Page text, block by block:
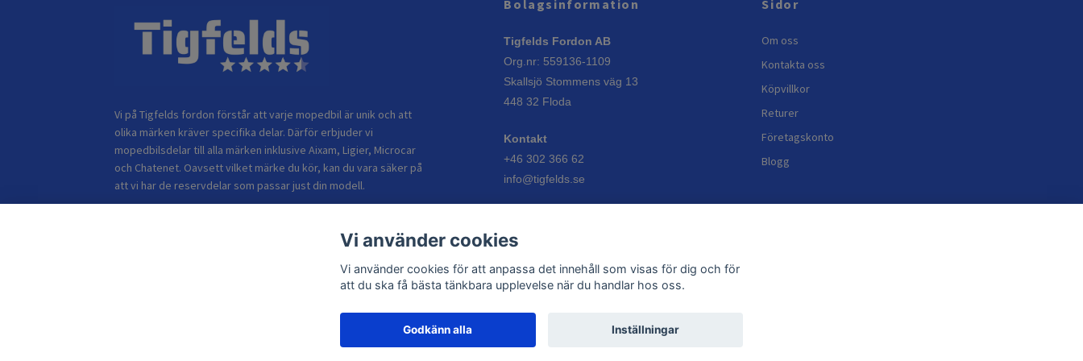
Vi på Tigfelds fordon förstår att varje mopedbil är unik och att
olika märken kräver specifika delar. Därför erbjuder vi
mopedbilsdelar till alla märken inklusive Aixam, Ligier, Microcar
och Chatenet. Oavsett vilket märke du kör, kan du vara säker på
att vi har de reservdelar som passar just din modell.
Bolagsinformation
Tigfelds Fordon AB
Org.nr: 559136-1109
Skallsjö Stommens väg 13
448 32 Floda
Kontakt
+46 302 366 62
info@tigfelds.se
Vardagar: 08:00–17:00
Sidor
Om oss
Kontakta oss
Köpvillkor
Returer
Företagskonto
Blogg
Vi använder cookies
Vi använder cookies för att anpassa det innehåll som visas för dig och för
att du ska få bästa tänkbara upplevelse när du handlar hos oss.
Godkänn alla Inställningar